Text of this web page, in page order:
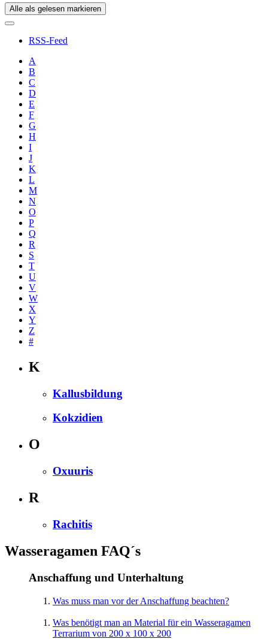
Alle als gelesen markieren
RSS-Feed
A
B
C
D
E
F
G
H
I
J
K
L
M
N
O
P
Q
R
S
T
U
V
W
X
Y
Z
#
K
Kallusbildung
Kokzidien
O
Oxuuris
R
Rachitis
Wasseragamen FAQ´s
Anschaffung und Unterhaltung
Was muss man vor der Anschaffung beachten?
Was benötigt man an Material für ein Wasseragamen
Terrarium von 200 x 100 x 200